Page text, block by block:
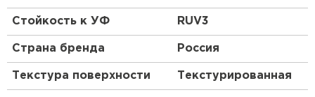
Стойкость к УФ RUV3
Страна бренда Россия
Текстура поверхности Текстурированная